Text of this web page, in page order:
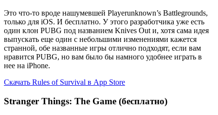
Это что-то вроде нашумевшей Playerunknown’s Battlegrounds,
только для iOS. И бесплатно. У этого разработчика уже есть
один клон PUBG под названием Knives Out и, хотя сама идея
выпускать еще один с небольшими изменениями кажется
странной, обе названные игры отлично подходят, если вам
нравится PUBG, но вам было бы намного удобнее играть в
нее на iPhone.
Скачать Rules of Survival в App Store
Stranger Things: The Game (бесплатно)